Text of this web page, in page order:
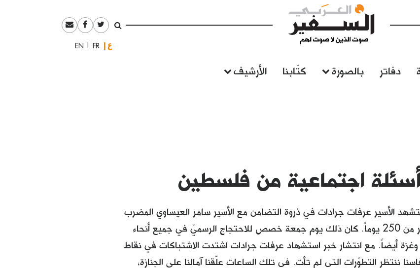
العربيةFrançais
English
دفاتر بالصورة كتّابنا الأرشيف
اجتماعية من فلسطين
الأسير عرفات جرادات في ذروة التضامن مع الأسير سامر العيساوي المضرب
عن الطعام منذ أكثر من 250 يوماً. كان ذلك يوم جمعة خصص للاحتجاج الرسميّ في جميع أنحاء
وغزة أيضاً. مع انتشار خبر استشهاد عرفات جرادات اشتدت الاشتباكات في نقاط
ننتظر التطوّرات التي لم تأتِ. في تلك الساعات علّقنا آمالنا على الجنازة،